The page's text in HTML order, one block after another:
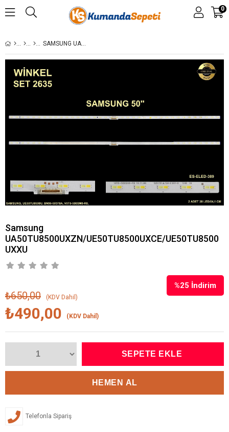
0
SAMSUNG UA50TU8500UXZN/UE50TU8500UXCE/UE50TU8500UXXU
Samsung
UA50TU8500UXZN/UE50TU8500UXCE/UE50TU8500
UXXU
%25 İndirim
₺650,00 (KDV Dahil)
₺490,00 (KDV Dahil)
Telefonla Sipariş